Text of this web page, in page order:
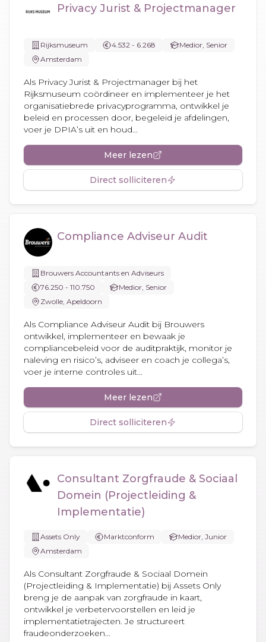
Privacy Jurist & Projectmanager
Rijksmuseum 4.532 - 6.268
Medior, Senior
Amsterdam
Als Privacy Jurist & Projectmanager bij het
Rijksmuseum coördineer en implementeer je het
organisatiebrede privacyprogramma, ontwikkel je
beleid en processen door, begeleid je afdelingen,
voer je DPIA’s uit en houd...
Meer lezen
Direct solliciteren
Compliance Adviseur Audit
Brouwers Accountants en Adviseurs
76.250 - 110.750
Medior, Senior
Zwolle, Apeldoorn
Als Compliance Adviseur Audit bij Brouwers
ontwikkel, implementeer en bewaak je
compliancebeleid voor de auditpraktijk, monitor je
naleving en risico’s, adviseer en coach je collega’s,
voer je interne controles uit...
Meer lezen
Direct solliciteren
Consultant Zorgfraude & Sociaal
Domein (Projectleiding &
Implementatie)
Assets Only Marktconform
Medior, Junior
Amsterdam
Als Consultant Zorgfraude & Sociaal Domein
(Projectleiding & Implementatie) bij Assets Only
breng je de aanpak van zorgfraude in kaart,
ontwikkel je verbetervoorstellen en leid je
implementatietrajecten. Je structureert
fraudeonderzoeken...